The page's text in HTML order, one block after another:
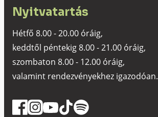
Nyitvatartás
Hétfő 8.00 - 20.00 óráig,
keddtől péntekig 8.00 - 21.00 óráig,
szombaton 8.00 - 12.00 óráig,
valamint rendezvényekhez igazodóan.